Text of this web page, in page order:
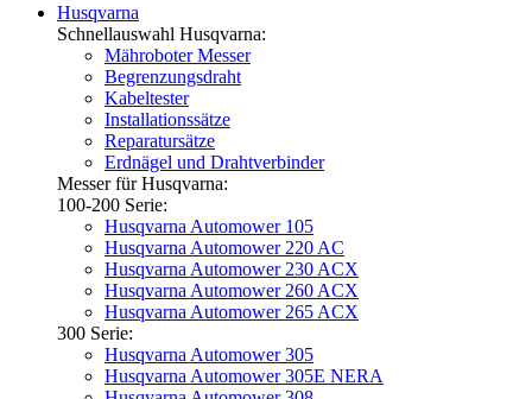
Husqvarna
Schnellauswahl Husqvarna:
Mähroboter Messer
Begrenzungsdraht
Kabeltester
Installationssätze
Reparatursätze
Erdnägel und Drahtverbinder
Messer für Husqvarna:
100-200 Serie:
Husqvarna Automower 105
Husqvarna Automower 220 AC
Husqvarna Automower 230 ACX
Husqvarna Automower 260 ACX
Husqvarna Automower 265 ACX
300 Serie:
Husqvarna Automower 305
Husqvarna Automower 305E NERA